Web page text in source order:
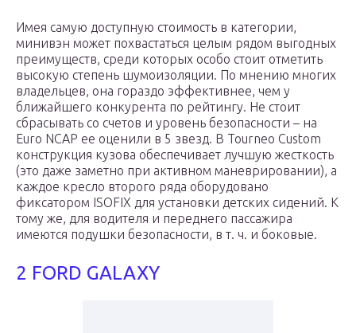
Имея самую доступную стоимость в категории,
минивэн может похвастаться целым рядом выгодных
преимуществ, среди которых особо стоит отметить
высокую степень шумоизоляции. По мнению многих
владельцев, она гораздо эффективнее, чем у
ближайшего конкурента по рейтингу. Не стоит
сбрасывать со счетов и уровень безопасности – на
Euro NCAP ее оценили в 5 звезд. В Tourneo Custom
конструкция кузова обеспечивает лучшую жесткость
(это даже заметно при активном маневрировании), а
каждое кресло второго ряда оборудовано
фиксатором ISOFIX для установки детских сидений. К
тому же, для водителя и переднего пассажира
имеются подушки безопасности, в т. ч. и боковые.
2 FORD GALAXY